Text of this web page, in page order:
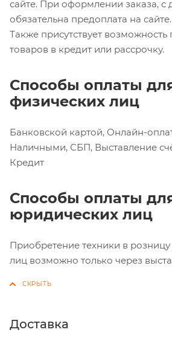
сайте. При оформлении заказа, с
обязательна предоплата на сайте.
Также присутствует
товаров в кредит или рассрочку.
Способы оплаты
физических лиц
Банковской картой, Онлайн-
Наличными, СБП, Выставление
Кредит
Способы оплаты
юридических лиц
Приобретение техники в
лиц возможно только через
Доставка